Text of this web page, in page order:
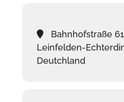
Bahnhofstraße
Leinfelden-
Deutchland